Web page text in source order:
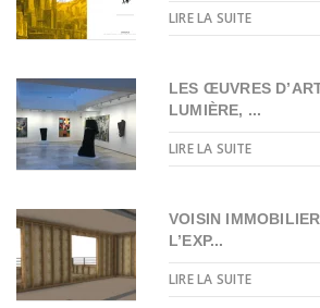
LIRE LA SUITE
LES ŒUVRES
LUMIÈRE, ...
LIRE LA SUITE
VOISIN
L’EXP...
LIRE LA SUITE